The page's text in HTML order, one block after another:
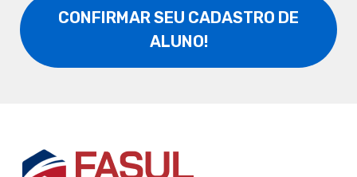
CONFIRMAR SEU CADASTRO DE
ALUNO!